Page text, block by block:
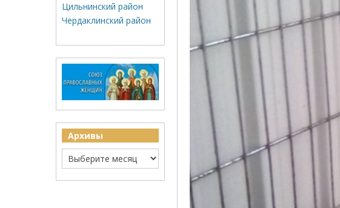
Цильнинский район
Чердаклинский район
Архивы